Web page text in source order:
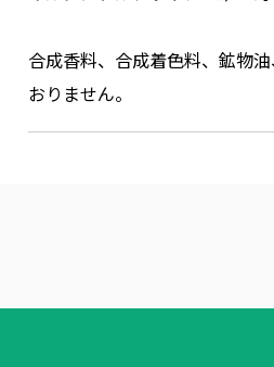
合成香料、合成着色料、鉱物
おりません。